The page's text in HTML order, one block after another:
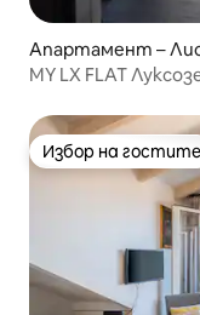
Апартамент –
MY LX FLAT
Избор на гостите
Избор на гостите